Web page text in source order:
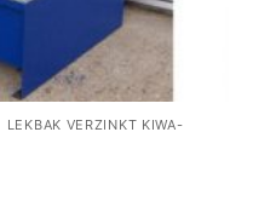
LEKBAK VERZINKT KIWA-